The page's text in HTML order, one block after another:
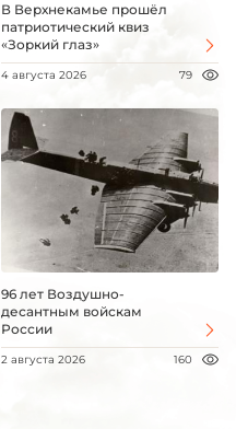
В Верхнекамье прошёл
патриотический квиз
«Зоркий глаз»
4 августа 2026 79
96 лет Воздушно-
десантным войскам
России
2 августа 2026 160